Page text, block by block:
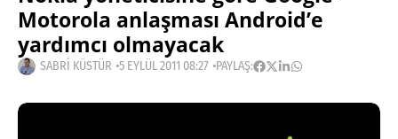
Motorola anlaşması Android’e
yardımcı olmayacak
SABRI KÜSTÜR 5 EYLÜL 2011 08:27 PAYLAŞ: